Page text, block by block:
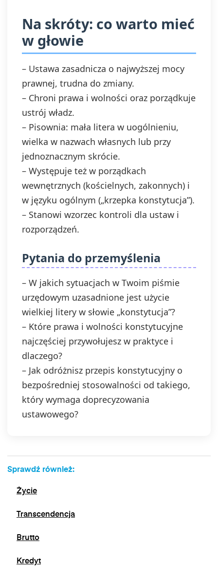
Na skróty: co warto mieć
w głowie
– Ustawa zasadnicza o najwyższej mocy
prawnej, trudna do zmiany.
– Chroni prawa i wolności oraz porządkuje
ustrój władz.
– Pisownia: mała litera w uogólnieniu,
wielka w nazwach własnych lub przy
jednoznacznym skrócie.
– Występuje też w porządkach
wewnętrznych (kościelnych, zakonnych) i
w języku ogólnym („krzepka konstytucja”).
– Stanowi wzorzec kontroli dla ustaw i
rozporządzeń.
Pytania do przemyślenia
– W jakich sytuacjach w Twoim piśmie
urzędowym uzasadnione jest użycie
wielkiej litery w słowie „konstytucja”?
– Które prawa i wolności konstytucyjne
najczęściej przywołujesz w praktyce i
dlaczego?
– Jak odróżnisz przepis konstytucyjny o
bezpośredniej stosowalności od takiego,
który wymaga doprecyzowania
ustawowego?
Sprawdź również:
Życie
Transcendencja
Brutto
Kredyt